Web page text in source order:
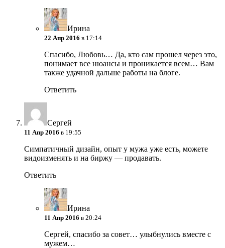
Ирина
22 Апр 2016 в 17:14
Спасибо, Любовь… Да, кто сам прошел через это,
понимает все нюансы и проникается всем… Вам
также удачной дальше работы на блоге.
Ответить
Сергей
11 Апр 2016 в 19:55
Симпатичный дизайн, опыт у мужа уже есть, можете
видоизменять и на биржу — продавать.
Ответить
Ирина
11 Апр 2016 в 20:24
Сергей, спасибо за совет… улыбнулись вместе с
мужем…